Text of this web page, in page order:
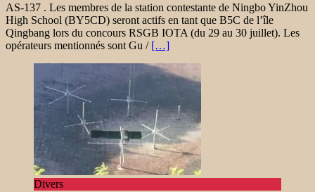
AS-137 . Les membres de la station contestante de Ningbo YinZhou
High School (BY5CD) seront actifs en tant que B5C de l’île
Qingbang lors du concours RSGB IOTA (du 29 au 30 juillet). Les
opérateurs mentionnés sont Gu / […]
Divers